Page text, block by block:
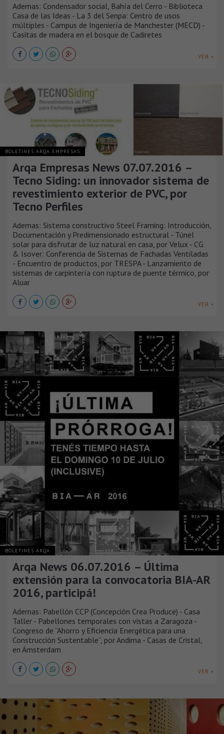
Ademas: Condensador social, Bahía del Cerro - Biblioteca
Casa de las Ideas - La 3 del Senpa: Centro de usos
múltiples - Campus de Ingeniería de Manchester (MECD) -
Casitas de madera en el bosque de Cadiretes
VER +
BOLETINES ARQA EMPRESAS
Arqa Empresas News 07.07.2016 –
Tecno Siding: un innovador sistema de
revestimiento exterior de PVC, por
Tecno Perfiles
Ademas: Sistema constructivo Steel Framing: Introducción,
Documentación y Predimensionado estructural - Túnel
solar para disfrutar de luz natural en casa, por Velux - CG
& Isover: Conferencia de Sistemas de Fachadas Ventiladas
- Encuentro de productos, por TRESPA - Lanzamiento de
sistemas de carpintería con ruptura de puente térmico, por
Aluar
VER +
BOLETINES ARQA
Arqa News 06.07.2016 – Última
extensión para la convocatoria BIA-AR
2016, participá!
Ademas: Pabellón CCP (Concepción Crea Produce) - Casa
Taller - Pabellones temporales con vistas a Zaragoza -
Congreso de “Ahorro y Eficiencia Energética para una
Construcción Sustentable”, por Andima - Casas de Cristal,
en Ámsterdam
VER +